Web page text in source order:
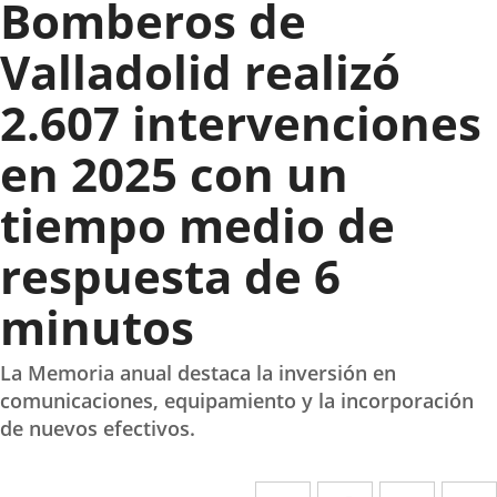
Bomberos de
Valladolid realizó
2.607 intervenciones
en 2025 con un
tiempo medio de
respuesta de 6
minutos
La Memoria anual destaca la inversión en
comunicaciones, equipamiento y la incorporación
de nuevos efectivos.